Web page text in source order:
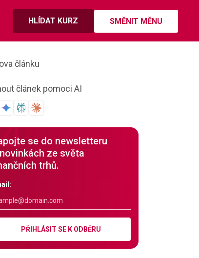
HLÍDAT KURZ SMĚNIT MĚNU
článku
článek pomoci AI
se do newsletteru
ze světa
trhů.
PŘIHLÁSIT SE K ODBĚRU